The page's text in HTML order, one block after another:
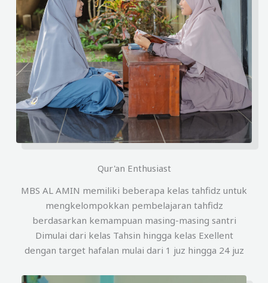
Qur'an Enthusiast
MBS AL AMIN memiliki beberapa kelas tahfidz untuk
mengkelompokkan pembelajaran tahfidz
berdasarkan kemampuan masing-masing santri
Dimulai dari kelas Tahsin hingga kelas Exellent
dengan target hafalan mulai dari 1 juz hingga 24 juz